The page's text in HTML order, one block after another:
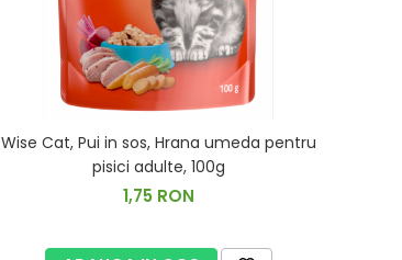
Wise Cat, Pui in sos, Hrana umeda pentru
pisici adulte, 100g
1,75 RON